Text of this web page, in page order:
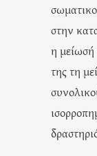
στην
η μείωσή
της τη